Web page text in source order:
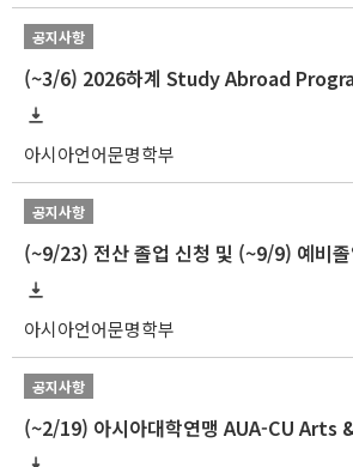
공지사항
아시아언어문명학부
공지사항
(~9/23) 전산 졸업 신청 및 (~9/9) 예비졸
아시아언어문명학부
공지사항